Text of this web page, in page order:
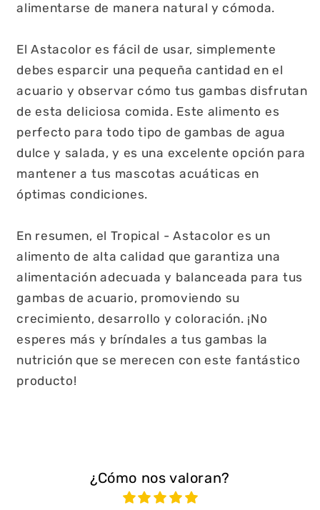
alimentarse de manera natural y cómoda.
El Astacolor es fácil de usar, simplemente
debes esparcir una pequeña cantidad en el
acuario y observar cómo tus gambas disfrutan
de esta deliciosa comida. Este alimento es
perfecto para todo tipo de gambas de agua
dulce y salada, y es una excelente opción para
mantener a tus mascotas acuáticas en
óptimas condiciones.
En resumen, el Tropical - Astacolor es un
alimento de alta calidad que garantiza una
alimentación adecuada y balanceada para tus
gambas de acuario, promoviendo su
crecimiento, desarrollo y coloración. ¡No
esperes más y bríndales a tus gambas la
nutrición que se merecen con este fantástico
producto!
¿Cómo nos valoran?